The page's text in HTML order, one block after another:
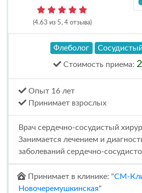
(4.63 из 5, 4 отзыва)
Флеболог
Стоимость приема:
Опыт 16 лет
Принимает взрослых
Врач сердечно-сосудистый
Занимается лечением и
заболеваний сердечно-
Принимает в клинике: "СМ-
Новочеремушкинская"